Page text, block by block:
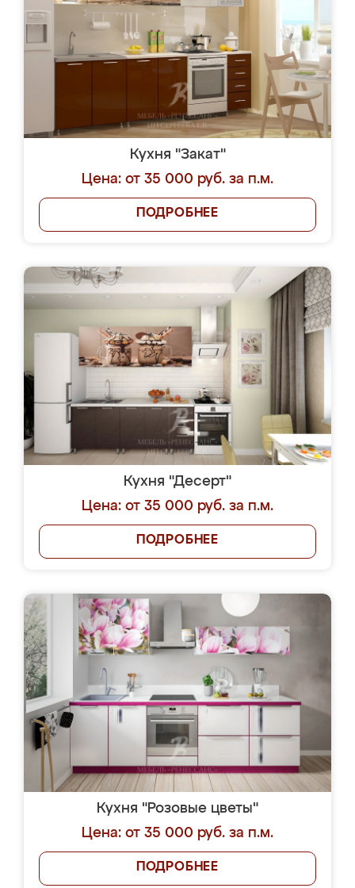
Кухня "Закат"
Цена: от 35 000 руб. за п.м.
ПОДРОБНЕЕ
Кухня "Десерт"
Цена: от 35 000 руб. за п.м.
ПОДРОБНЕЕ
Кухня "Розовые цветы"
Цена: от 35 000 руб. за п.м.
ПОДРОБНЕЕ